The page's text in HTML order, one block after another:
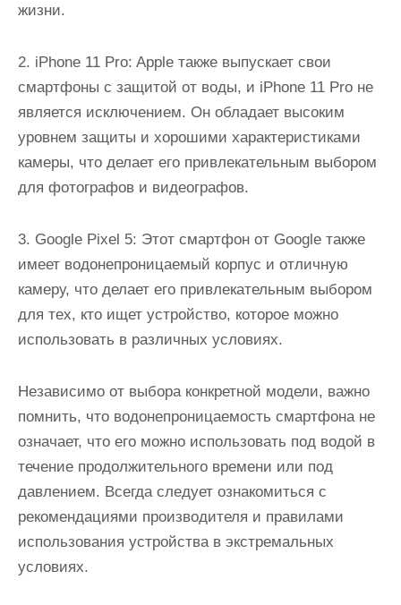
жизни.
2. iPhone 11 Pro: Apple также выпускает свои
смартфоны с защитой от воды, и iPhone 11 Pro не
является исключением. Он обладает высоким
уровнем защиты и хорошими характеристиками
камеры, что делает его привлекательным выбором
для фотографов и видеографов.
3. Google Pixel 5: Этот смартфон от Google также
имеет водонепроницаемый корпус и отличную
камеру, что делает его привлекательным выбором
для тех, кто ищет устройство, которое можно
использовать в различных условиях.
Независимо от выбора конкретной модели, важно
помнить, что водонепроницаемость смартфона не
означает, что его можно использовать под водой в
течение продолжительного времени или под
давлением. Всегда следует ознакомиться с
рекомендациями производителя и правилами
использования устройства в экстремальных
условиях.